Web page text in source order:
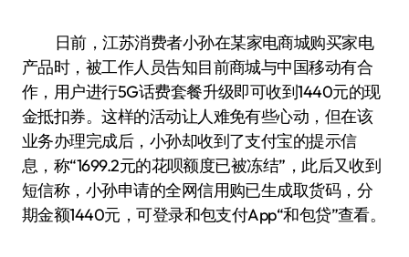
日前，江苏消费者小孙在某家电商城购买家电
产品时，被工作人员告知目前商城与中国移动有合
作，用户进行5G话费套餐升级即可收到1440元的现
金抵扣券。这样的活动让人难免有些心动，但在该
业务办理完成后，小孙却收到了支付宝的提示信
息，称“1699.2元的花呗额度已被冻结”，此后又收到
短信称，小孙申请的全网信用购已生成取货码，分
期金额1440元，可登录和包支付App“和包贷”查看。